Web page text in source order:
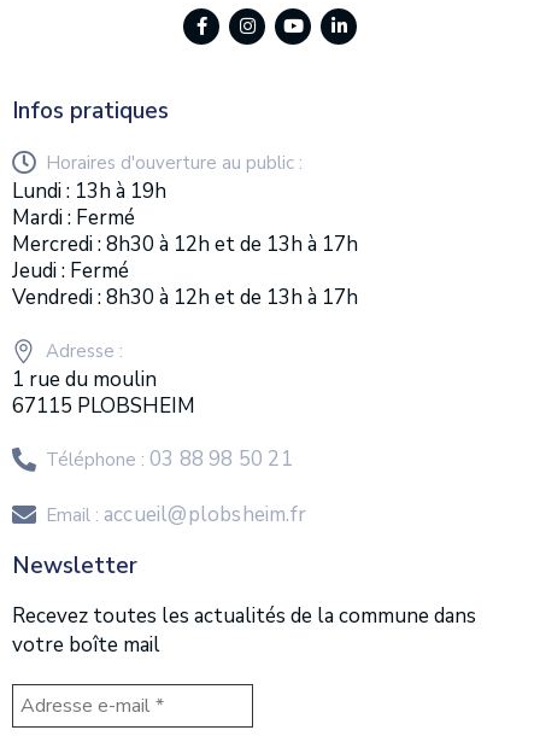
Infos pratiques
Horaires d'ouverture au public :
Lundi : 13h à 19h
Mardi : Fermé
Mercredi : 8h30 à 12h et de 13h à 17h
Jeudi : Fermé
Vendredi : 8h30 à 12h et de 13h à 17h
Adresse :
1 rue du moulin
67115 PLOBSHEIM
Téléphone : 03 88 98 50 21
Email : accueil@plobsheim.fr
Newsletter
Recevez toutes les actualités de la commune dans
votre boîte mail